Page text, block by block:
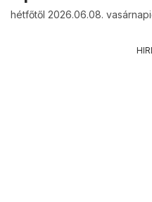
hétfőtől 2026.06.08.